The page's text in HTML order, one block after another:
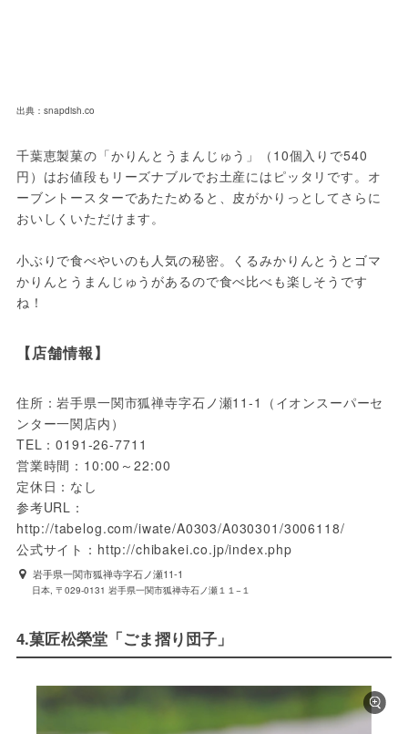
出典：snapdish.co
千葉恵製菓の「かりんとうまんじゅう」（10個入りで540
円）はお値段もリーズナブルでお土産にはピッタリです。オ
ーブントースターであたためると、皮がかりっとしてさらに
おいしくいただけます。
小ぶりで食べやいのも人気の秘密。くるみかりんとうとゴマ
かりんとうまんじゅうがあるので食べ比べも楽しそうです
ね！
【店舗情報】
住所：岩手県一関市狐禅寺字石ノ瀬11-1（イオンスーパーセ
ンター一関店内）
TEL：0191-26-7711
営業時間：10:00～22:00
定休日：なし
参考URL：
http://tabelog.com/iwate/A0303/A030301/3006118/
公式サイト：http://chibakei.co.jp/index.php
岩手県一関市狐禅寺字石ノ瀬11-1
日本, 〒029-0131 岩手県一関市狐禅寺石ノ瀬１１−１
4.菓匠松榮堂「ごま摺り団子」